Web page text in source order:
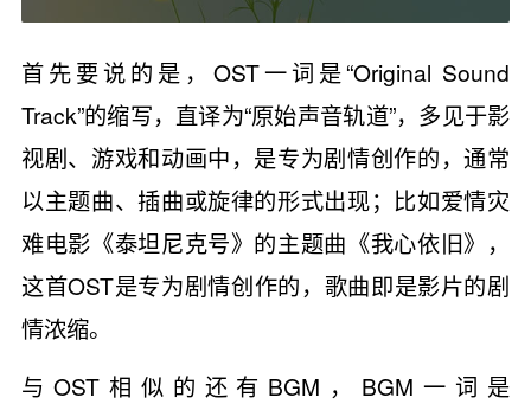
首先要说的是，OST一词是“Original Sound
Track”的缩写，直译为“原始声音轨道”，多见于影
视剧、游戏和动画中，是专为剧情创作的，通常
以主题曲、插曲或旋律的形式出现；比如爱情灾
难电影《泰坦尼克号》的主题曲《我心依旧》，
这首OST是专为剧情创作的，歌曲即是影片的剧
情浓缩。
与OST相似的还有BGM，BGM一词是